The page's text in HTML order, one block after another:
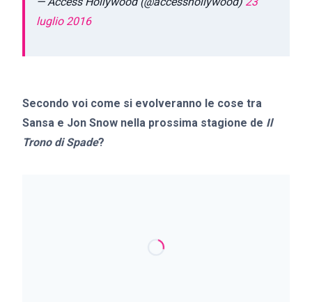
luglio 2016
Secondo voi come si evolveranno le cose tra
Sansa e Jon Snow nella prossima stagione de Il
Trono di Spade?